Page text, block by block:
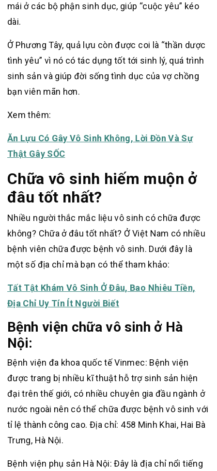
mái ở các bộ phận sinh dục, giúp “cuộc yêu” kéo
dài.
Ở Phương Tây, quả lựu còn được coi là “thần dược
tình yêu” vì nó có tác dụng tốt tới sinh lý, quá trình
sinh sản và giúp đời sống tình dục của vợ chồng
bạn viên mãn hơn.
Xem thêm:
Ăn Lựu Có Gây Vô Sinh Không, Lời Đồn Và Sự
Thật Gây SỐC
Chữa vô sinh hiếm muộn ở
đâu tốt nhất?
Nhiều người thắc mắc liệu vô sinh có chữa được
không? Chữa ở đâu tốt nhất? Ở Việt Nam có nhiều
bệnh viên chữa được bệnh vô sinh. Dưới đây là
một số địa chỉ mà bạn có thể tham khảo:
Tất Tật Khám Vô Sinh Ở Đâu, Bao Nhiêu Tiền,
Địa Chỉ Uy Tín Ít Người Biết
Bệnh viện chữa vô sinh ở Hà
Nội:
Bệnh viện đa khoa quốc tế Vinmec: Bệnh viện
được trang bị nhiều kĩ thuật hỗ trợ sinh sản hiện
đại trên thế giới, có nhiều chuyên gia đầu ngành ở
nước ngoài nên có thể chữa được bệnh vô sinh với
tỉ lệ thành công cao. Địa chỉ: 458 Minh Khai, Hai Bà
Trưng, Hà Nội.
Bệnh viện phụ sản Hà Nội: Đây là địa chỉ nổi tiếng